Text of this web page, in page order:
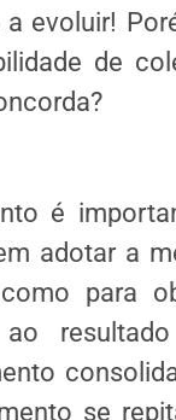
evoluir!
de
é
adotar a
para
se